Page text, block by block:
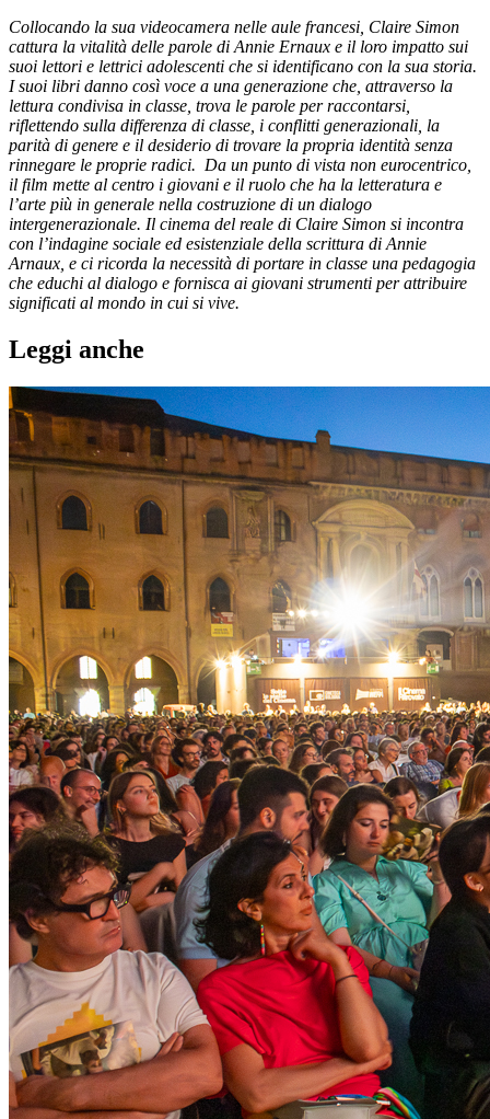
Collocando la sua videocamera nelle aule francesi, Claire Simon
cattura la vitalità delle parole di Annie Ernaux e il loro impatto sui
suoi lettori e lettrici adolescenti che si identificano con la sua storia.
I suoi libri danno così voce a una generazione che, attraverso la
lettura condivisa in classe, trova le parole per raccontarsi,
riflettendo sulla differenza di classe, i conflitti generazionali, la
parità di genere e il desiderio di trovare la propria identità senza
rinnegare le proprie radici. Da un punto di vista non eurocentrico,
il film mette al centro i giovani e il ruolo che ha la letteratura e
l’arte più in generale nella costruzione di un dialogo
intergenerazionale. Il cinema del reale di Claire Simon si incontra
con l’indagine sociale ed esistenziale della scrittura di Annie
Arnaux, e ci ricorda la necessità di portare in classe una pedagogia
che educhi al dialogo e fornisca ai giovani strumenti per attribuire
significati al mondo in cui si vive.
Leggi anche